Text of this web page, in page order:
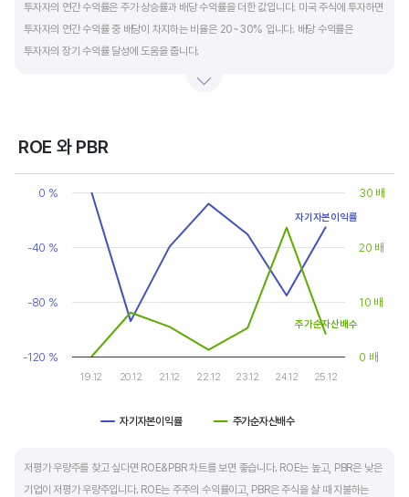
투자자의 연간 수익률은 주가 상승률과 배당 수익률을 더한 값입니다. 미국 주식에 투자하면
투자자의 연간 수익률 중 배당이 차지하는 비율은 20~30% 입니다. 배당 수익률은
투자자의 장기 수익률 달성에 도움을 줍니다.
주당배당금의 비율입니다. 예를 들어 A 주식을 주당 100 달러에 매수하고 주당배당금으로
라고 하면, 시가배당률은 1.5% 이상이면 배당 매력이 있는 기업이고 배당수익률은
높을수록 좋습니다.
ROE 와 PBR
Chart
Line chart with 2 lines.
View as data table, Chart
The chart has 1 X axis displaying categories.
The chart has 2 Y axes displaying values, and values.
자기자본이익률 주가순자산배수
19.12 20.12 21.12 22.12 23.12 24.12 25.12
-120 %
-80 %
-40 %
0 %
0 배
10 배
20 배
30 배
자기자본이익률
주가순자산배수
저평가 우량주를 찾고 싶다면 ROE&PBR 차트를 보면 좋습니다. ROE는 높고, PBR은 낮은
기업이 저평가 우량주입니다. ROE는 주주의 수익률이고, PBR은 주식을 살 때 지불하는